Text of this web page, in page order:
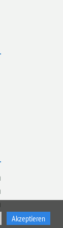
Akzeptieren